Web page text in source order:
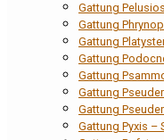
Gattung
Gattung
Gattung
Gattung
Gattung
Gattung
Gattung
Gattung Pyxis –